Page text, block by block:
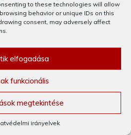
to these technologies will allow
behavior or unique IDs on this
consent, may adversely affect
elfogadása
funkcionális
megtekintése
irányelvek
(EU)